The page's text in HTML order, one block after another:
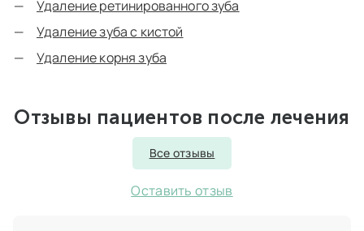
Удаление ретинированного зуба
Удаление зуба с кистой
Удаление корня зуба
Отзывы пациентов после лечения
Все отзывы
Оставить отзыв